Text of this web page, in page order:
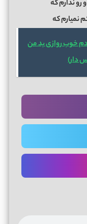
رو ندارم که
نمیارم که
خوب روازی بد من
دار)